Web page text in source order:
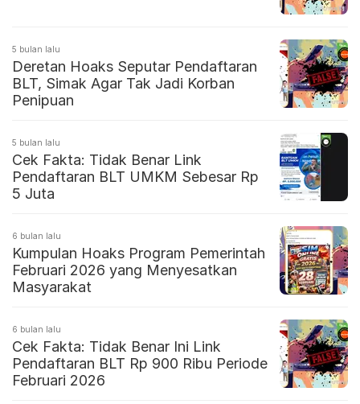
5 bulan lalu
Deretan Hoaks Seputar Pendaftaran
BLT, Simak Agar Tak Jadi Korban
Penipuan
5 bulan lalu
Cek Fakta: Tidak Benar Link
Pendaftaran BLT UMKM Sebesar Rp
5 Juta
6 bulan lalu
Kumpulan Hoaks Program Pemerintah
Februari 2026 yang Menyesatkan
Masyarakat
6 bulan lalu
Cek Fakta: Tidak Benar Ini Link
Pendaftaran BLT Rp 900 Ribu Periode
Februari 2026